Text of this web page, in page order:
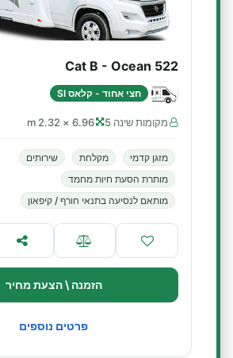
Cat B - Ocean 522
חצי אחוד - קלאס SI
מקומות שינה 5 6.96 × 2.32 m
מזגן קדמי מקלחת
שירותים
מותרת הסעת חיות מחמד
מותאם לנסיעה בתנאי חורף / קיפאון
הזמנה \ הצעת מחיר
פרטים נוספים